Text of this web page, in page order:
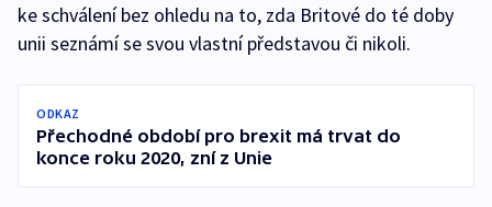
ke schválení bez ohledu na to, zda Britové do té doby
unii seznámí se svou vlastní představou či nikoli.
ODKAZ
Přechodné období pro brexit má trvat do
konce roku 2020, zní z Unie